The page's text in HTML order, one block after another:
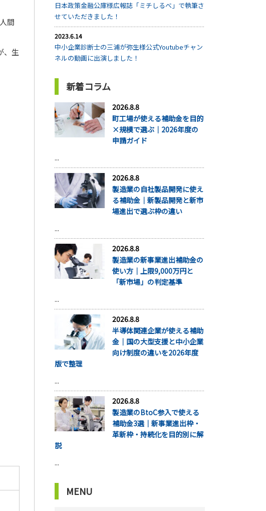
間
、生
日本政策金融公庫様広報誌「ミチしるべ」で執筆さ
せていただきました！
2023.6.14
中小企業診断士の三浦が弥生様公式Youtubeチャン
ネルの動画に出演しました！
新着コラム
2026.8.8
町工場が使える補助金を目的
×規模で選ぶ｜2026年度の
申請ガイド
...
2026.8.8
製造業の自社製品開発に使え
る補助金｜新製品開発と新市
場進出で選ぶ枠の違い
...
2026.8.8
製造業の新事業進出補助金の
使い方｜上限9,000万円と
「新市場」の判定基準
...
2026.8.8
半導体関連企業が使える補助
金｜国の大型支援と中小企業
向け制度の違いを2026年度
版で整理
...
2026.8.8
製造業のBtoC参入で使える
補助金3選｜新事業進出枠・
革新枠・持続化を目的別に解
説
...
MENU